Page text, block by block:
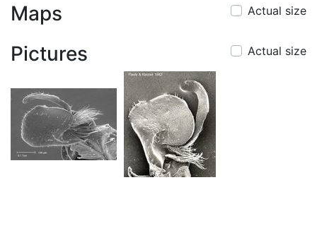
Maps Actual size
Pictures Actual size